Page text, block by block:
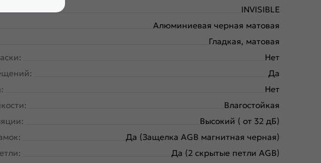
INVISIBLE
Алюминиевая черная матовая
Гладкая, матовая
Нет
Да
Нет
Влагостойкая
Высокий ( от 32 дБ)
Да (Защелка AGB магнитная черная)
Да (2 скрытые петли AGB)